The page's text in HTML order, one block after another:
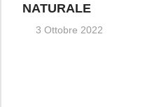
NATURALE
3 Ottobre 2022